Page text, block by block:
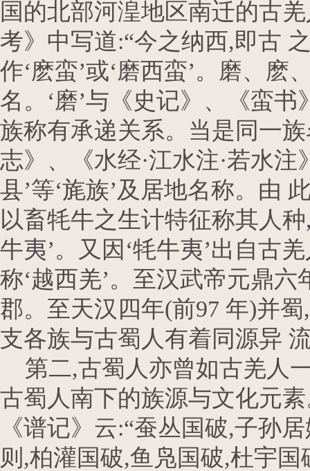
国的北部河湟地区南迁的古
考》中写道:“今之纳西,即古
作‘麽蛮’或‘磨西蛮’。磨、麽
名。‘磨’与《史记》、《蛮
族称有承递关系。当是同一
志》、《水经·江水注·若水注
县’等‘旄族’及居地名称。由
以畜牦牛之生计特征称其人
牛夷’。又因‘牦牛夷’出自古
称‘越西羌’。至汉武帝元鼎
郡。至天汉四年(前97 年)并
支各族与古蜀人有着同源异
第二,古蜀人亦曾如古羌人
古蜀人南下的族源与文化元
《谱记》云:“蚕丛国破,子孙
则,柏灌国破,鱼凫国破,杜宇